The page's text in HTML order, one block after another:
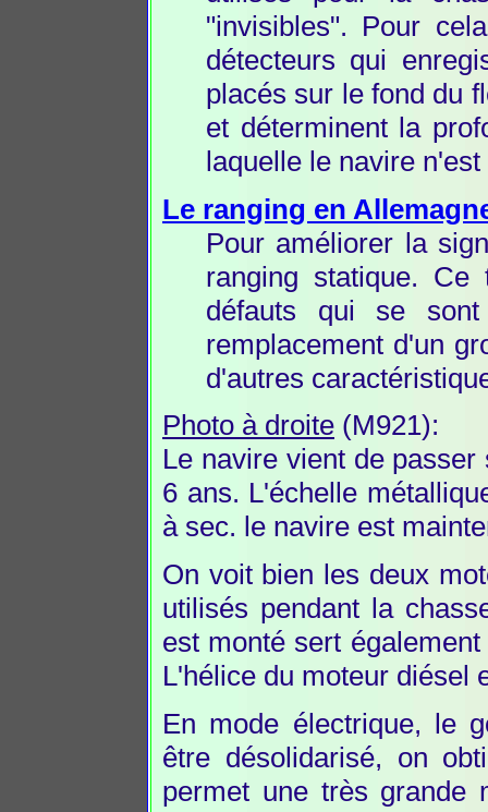
"invisibles". Pour
détecteurs qui
placés sur le fond du
et déterminent la
laquelle le navire
Le ranging en
Pour améliorer la
ranging statique.
défauts qui se
remplacement d'un
d'autres
Photo à droite (M921):
Le navire vient de
6 ans. L'échelle
à sec. le navire est
On voit bien les deux
utilisés pendant la
est monté sert
L'hélice du moteur diésel
En mode électrique, le
être désolidarisé, on
permet une très grande